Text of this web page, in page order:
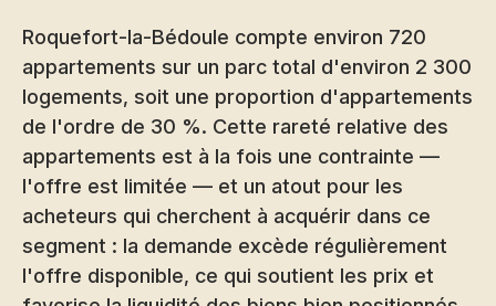
Roquefort-la-Bédoule compte environ 720
appartements sur un parc total d'environ 2 300
logements, soit une proportion d'appartements
de l'ordre de 30 %. Cette rareté relative des
appartements est à la fois une contrainte —
l'offre est limitée — et un atout pour les
acheteurs qui cherchent à acquérir dans ce
segment : la demande excède régulièrement
l'offre disponible, ce qui soutient les prix et